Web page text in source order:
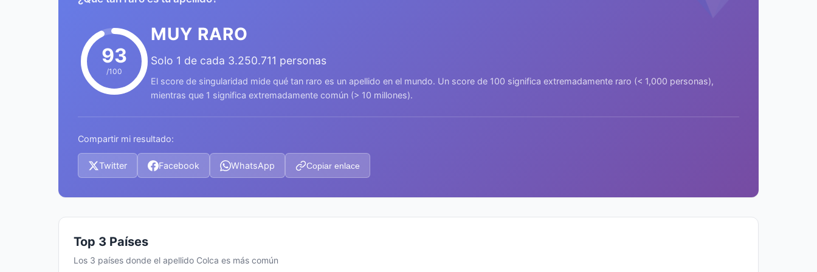
93
/100
MUY RARO
Solo 1 de cada 3.250.711 personas
El score de singularidad mide qué tan raro es un apellido en el mundo. Un score de 100 significa extremadamente raro (< 1,000 personas),
mientras que 1 significa extremadamente común (> 10 millones).
Compartir mi resultado:
Twitter Facebook WhatsApp Copiar enlace
Top 3 Países
Los 3 países donde el apellido Colca es más común